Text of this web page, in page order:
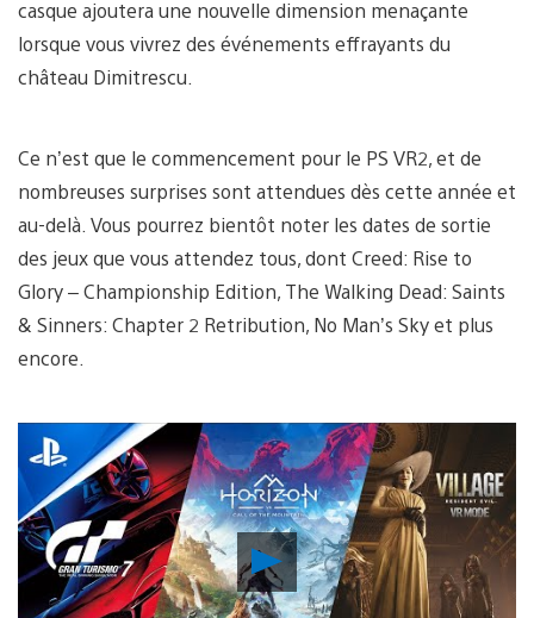
casque ajoutera une nouvelle dimension menaçante
lorsque vous vivrez des événements effrayants du
château Dimitrescu.
Ce n’est que le commencement pour le PS VR2, et de
nombreuses surprises sont attendues dès cette année et
au-delà. Vous pourrez bientôt noter les dates de sortie
des jeux que vous attendez tous, dont Creed: Rise to
Glory – Championship Edition, The Walking Dead: Saints
& Sinners: Chapter 2 Retribution, No Man’s Sky et plus
encore.
Lancer
la
vidéo